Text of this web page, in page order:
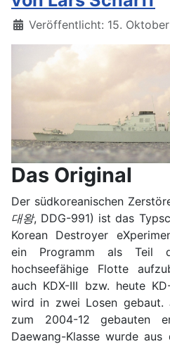
Details
Veröffentlicht: 15.
Das Original
Der südkoreanischen
대왕, DDG-991) ist das
Korean Destroyer
ein Programm als Teil
hochseefähige Flotte
auch KDX-III bzw. heute
wird in zwei Losen gebaut.
zum 2004-12 gebauten
Daewang-Klasse wurde